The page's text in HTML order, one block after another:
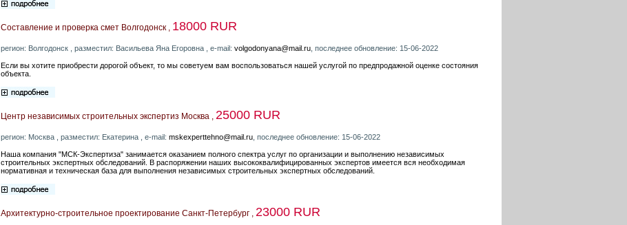
Составление и проверка смет Волгодонск , 18000 RUR
регион: Волгодонск , разместил: Васильева Яна Егоровна , e-mail: volgodonyana@mail.ru , последнее обновление: 15-06-2022
Если вы хотите приобрести дорогой объект, то мы советуем вам воспользоваться нашей услугой по предпродажной оценке состояния
объекта.
Центр независимых строительных экспертиз Москва , 25000 RUR
регион: Москва , разместил: Екатерина , e-mail: mskexperttehno@mail.ru , последнее обновление: 15-06-2022
Наша компания "МСК-Экспертиза" занимается оказанием полного спектра услуг по организации и выполнению независимых
строительных экспертных обследований. В распоряжении наших высококвалифицированных экспертов имеется вся необходимая
нормативная и техническая база для выполнения независимых строительных экспертных обследований.
Архитектурно-строительное проектирование Санкт-Петербург , 23000 RUR